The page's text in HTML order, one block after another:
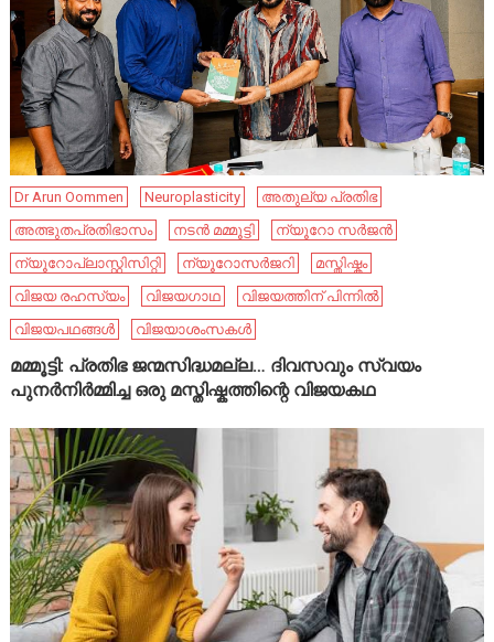
Dr Arun Oommen Neuroplasticity
അതുല്യ പ്രതിഭ
അത്ഭുതപ്രതിഭാസം
നടൻ മമ്മൂട്ടി
ന്യൂറോ സർജൻ
ന്യൂറോപ്ലാസ്റ്റിസിറ്റി
ന്യൂറോസർജറി
മസ്തിഷ്കം
വിജയ രഹസ്യം
വിജയഗാഥ
വിജയത്തിന് പിന്നിൽ
വിജയപഥങ്ങൾ
വിജയാശംസകൾ
മമ്മൂട്ടി: പ്രതിഭ ജന്മസിദ്ധമല്ല… ദിവസവും സ്വയം
പുനർനിർമ്മിച്ച ഒരു മസ്തിഷ്കത്തിന്റെ വിജയകഥ